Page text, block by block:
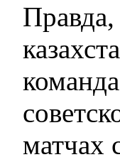
Правда,
матчах